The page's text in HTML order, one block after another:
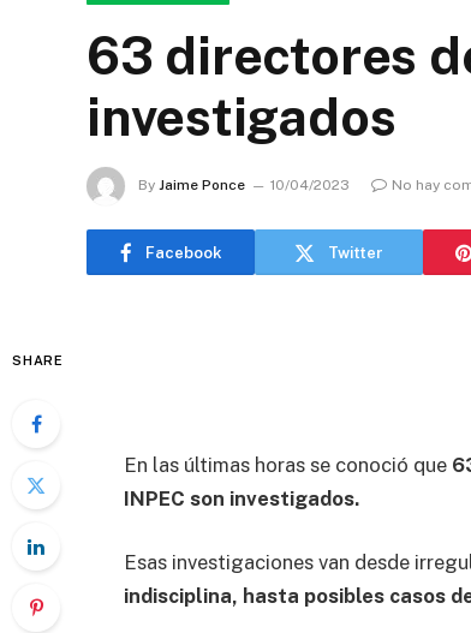
63 directores
investigados
By Jaime Ponce 10/04/2023 No hay
Facebook Twitter
SHARE
En las últimas horas se conoció que
INPEC son investigados.
Esas investigaciones van desde
indisciplina, hasta posibles casos